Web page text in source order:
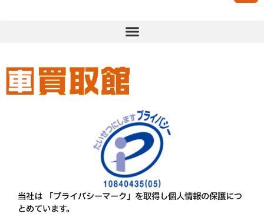
当社は 「プライバシーマーク」を取得し個人情報の保護につ
とめています。